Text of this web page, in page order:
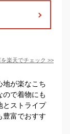
楽天でチェック >>
地が楽なこち
ので着物にも
とストライプ
豊富でおすす